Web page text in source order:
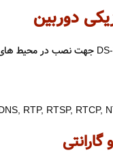
دوربین
RTP, RTSP, RTCP,